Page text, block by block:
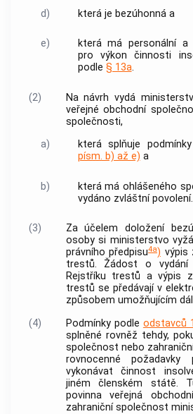
d) která je bezúhonná a
e)
která má personální a
pro výkon činnosti
podle § 13a.
(2)
Na návrh vydá
veřejné obchodní
společnosti,
a)
která splňuje
písm. b) až e) a
b)
která má ohlášeného
vydáno zvláštní povolení.
(3) Za účelem doložení
osoby si ministerstvo
právního předpisu4a) výpis
trestů. Žádost o vydání
Rejstříku trestů a výpis
trestů se předávají v
způsobem umožňujícím
(4)
Podmínky podle odstavců 1
splněné rovněž tehdy,
společnost nebo
rovnocenné
vykonávat činnost
jiném členském státě.
povinna veřejná
zahraniční společnost